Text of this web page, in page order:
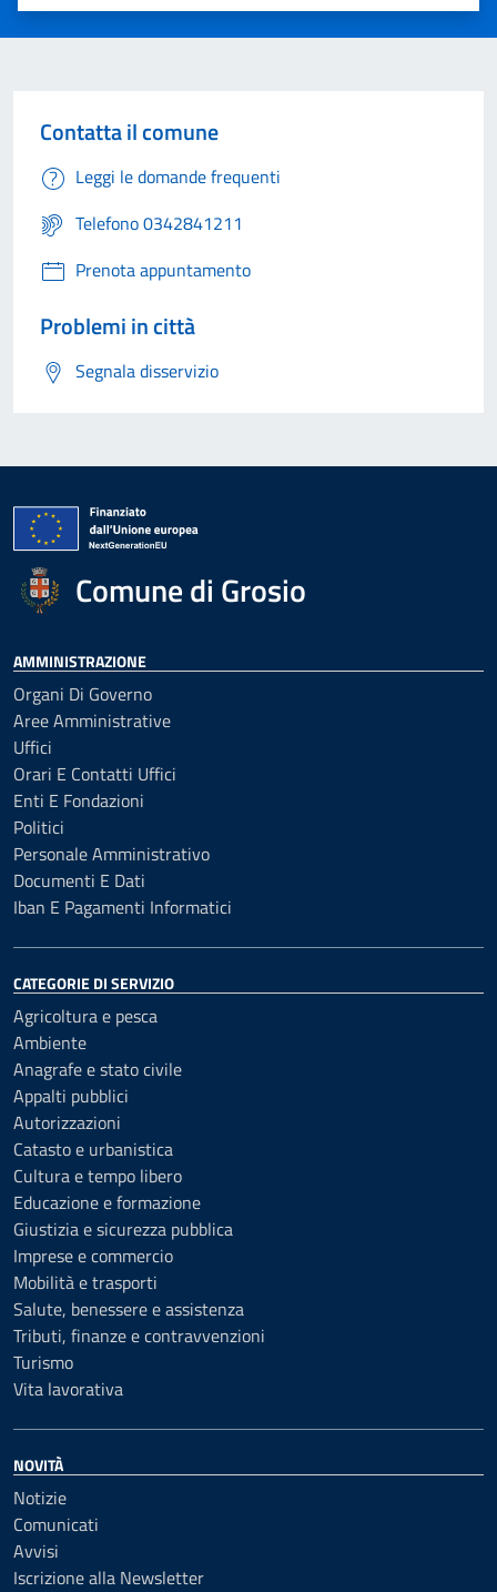
Valuta 5 stelle su 5
Valuta 4 stelle su 5
Valuta 3 stelle su 5
Valuta 2 stelle su 5
Valuta 1 stelle su 5
Contatta il comune
Leggi le domande frequenti
Telefono 0342841211
Prenota appuntamento
Problemi in città
Segnala disservizio
Comune di Grosio
AMMINISTRAZIONE
Organi Di Governo
Aree Amministrative
Uffici
Orari E Contatti Uffici
Enti E Fondazioni
Politici
Personale Amministrativo
Documenti E Dati
Iban E Pagamenti Informatici
CATEGORIE DI SERVIZIO
Agricoltura e pesca
Ambiente
Anagrafe e stato civile
Appalti pubblici
Autorizzazioni
Catasto e urbanistica
Cultura e tempo libero
Educazione e formazione
Giustizia e sicurezza pubblica
Imprese e commercio
Mobilità e trasporti
Salute, benessere e assistenza
Tributi, finanze e contravvenzioni
Turismo
Vita lavorativa
NOVITÀ
Notizie
Comunicati
Avvisi
Iscrizione alla Newsletter